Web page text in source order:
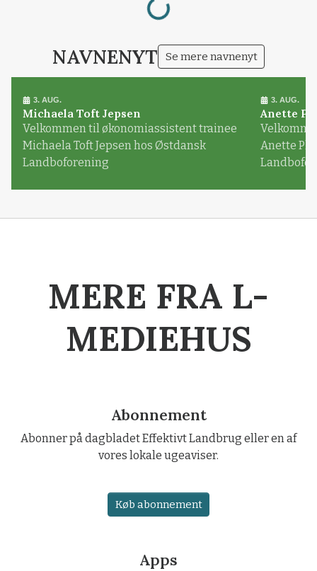
NAVNENYT Se mere navnenyt
3. AUG.
Michaela Toft Jepsen
Velkommen til økonomiassistent trainee
Michaela Toft Jepsen hos Østdansk
Landboforening
3. AUG.
Anette
Anette
MERE FRA L-
MEDIEHUS
Abonnement
Abonner på dagbladet Effektivt Landbrug eller en af
vores lokale ugeaviser.
Køb abonnement
Apps